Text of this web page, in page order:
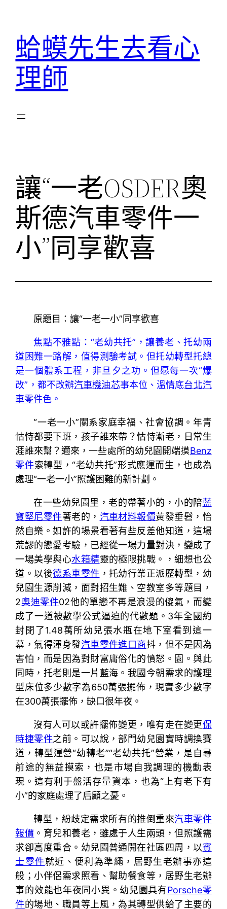
蛤蟆先生去看心
理師
讓“一老OSDER奧
斯德汽車零件一
小”同享歡喜
原題目：讓“一老一小”同享歡喜
焦點不雅點：“老幼共托”，讓養老、托幼兩
道困難一路解，值得測驗考試。但托幼轉型托總
是一個體系工程，非旦夕之功。但愿每一次“爆
改”，都不改辦汽車機油芯事本位、溫情底台北汽
車零件色。
“一老一小”關系家庭幸福、社會協調。年青
怙恃都要下班，孩子誰來帶？怙恃漸老，日常生
涯誰來幫？邇來，一些處所的幼兒園開端摸Benz
零件索轉型，“老幼共托”形式應運而生，也成為
處理“一老一小”照護困難的新計劃。
在一些幼兒園里，老的帶著小的，小的陪藍
寶堅尼零件著老的， 汽車材料報價黃發垂髫，怡
然自樂。如許的場景看著有些反差他知道，這場
荒謬的戀愛考驗，已經從一場力量對決，變成了
一場美學與心水箱精靈的極限挑戰。，細想也公
道。以後德系車零件 ，托幼行業正派歷轉型，幼
兒園生源削減，面對招生難、空教室多等題目，
2奧迪零件02他的單戀不再是浪漫的傻氣，而變
成了一道被數學公式逼迫的代數題。3年全國約
封閉了1.48萬所幼兒張水瓶在地下室看到這一
幕，氣得渾身發汽車零件進口商抖，但不是因為
害怕，而是因為對財富庸俗化的憤怒。園。與此
同時，托老則是一片藍海。我國今朝需求的護理
型床位多少數字為650萬張擺佈，現實多少數字
在300萬張擺佈，缺口很年夜。
沒有人可以或許擺佈變更，唯有走在變更保
時捷零件之前。可以說，部門幼兒園實時調換賽
道，轉型運營“幼轉老”“老幼共托”營業，是自尋
前途的無益摸索，也是市場自我調理的機動表
現。這有利于盤活存量資本，也為“上有老下有
小”的家庭處理了后顧之憂。
轉型，紛歧定需求所有的推倒重來汽車零件
報價 。育兒和養老，雖處于人生兩頭，但照護需
求卻高度重合。幼兒園普通開在社區四周，以賓
士零件就近、便利為準繩，居野生老辦事亦這
般；小伴侶需求照看、幫助餐食等，居野生老辦
事的效能也年夜同小異。幼兒園具有Porsche零
件的場地、職員等上風，為其轉型供給了主要的